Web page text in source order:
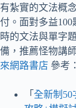
有紮實的文法概
付。面對多益
時的文法與單字
備，推薦怪物講
來網路書店 參考：
「 全新制50